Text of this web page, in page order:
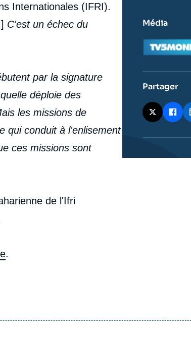
Internationales (IFRI).
C'est un échec du
par la signature
déploie des
les missions de
qui conduit à l'enlisement
ces missions sont
de l'Ifri
.
Média
Logo
Partager